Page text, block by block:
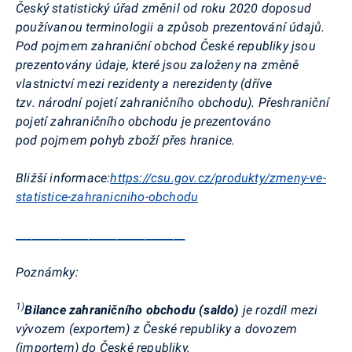
Český statistický úřad změnil od roku 2020 doposud
používanou terminologii a způsob prezentování údajů.
Pod pojmem zahraniční obchod České republiky jsou
prezentovány údaje, které jsou založeny na změně
vlastnictví mezi rezidenty a nerezidenty (dříve
tzv. národní pojetí zahraničního obchodu). Přeshraniční
pojetí zahraničního obchodu je prezentováno
pod pojmem pohyb zboží přes hranice.
Bližší informace:https://csu.gov.cz/produkty/zmeny-ve-
statistice-zahranicniho-obchodu
Poznámky:
1)Bilance zahraničního obchodu (saldo) je rozdíl mezi
vývozem (exportem) z České republiky a dovozem
(importem) do České republiky.